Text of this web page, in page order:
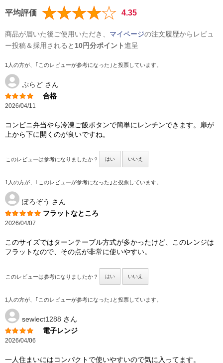
平均評価 4.35
商品が届いた後ご使用いただき、 マイページの注文履歴からレビュ
ー投稿＆採用されると 10円分ポイント進呈
1人の方が、｢このレビューが参考になった｣と投票しています。
ぷらど さん
合格
2026/04/11
コンビニ弁当やら冷凍ご飯ボタンで簡単にレンチンできます。扉が
上から下に開くのが良いですね。
このレビューは参考になりましたか？ はい いいえ
1人の方が、｢このレビューが参考になった｣と投票しています。
ぽろぞう さん
フラットなところ
2026/04/07
このサイズではターンテーブル方式が多かったけど、このレンジは
フラットなので、その点が非常に使いやすい。
このレビューは参考になりましたか？ はい いいえ
1人の方が、｢このレビューが参考になった｣と投票しています。
sewlect1288 さん
電子レンジ
2026/04/06
一人住まいにはコンパクトで使いやすいので気に入ってます。